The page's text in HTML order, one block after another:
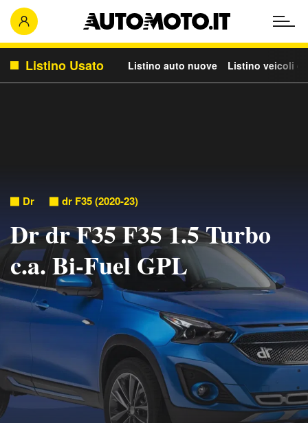
Listino Usato Listino auto nuove Listino veicoli
Dr dr F35 (2020-23)
Dr dr F35 F35 1.5 Turbo
c.a. Bi-Fuel GPL